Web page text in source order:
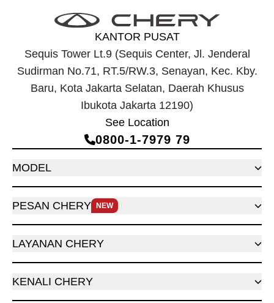
KANTOR PUSAT
Sequis Tower Lt.9 (Sequis Center, Jl. Jenderal
Sudirman No.71, RT.5/RW.3, Senayan, Kec. Kby.
Baru, Kota Jakarta Selatan, Daerah Khusus
Ibukota Jakarta 12190)
See Location
0800‑1‑7979 79
MODEL
PESAN CHERY NEW
LAYANAN CHERY
KENALI CHERY